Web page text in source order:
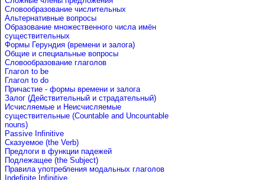
Словообразование числительных
Альтернативные вопросы
Образование множественного числа имён
существительных
Формы Герундия (времени и залога)
Общие и специальные вопросы
Словообразование глаголов
Глагол to be
Глагол to do
Причастие - формы времени и залога
Залог (Действительный и страдательный)
Исчисляемые и Неисчисляемые
существительные (Countable and Uncountable
nouns)
Passive Infinitive
Сказуемое (the Verb)
Предлоги в функции падежей
Подлежащее (the Subject)
Правила употребления модальных глаголов
Indefinite Infinitive